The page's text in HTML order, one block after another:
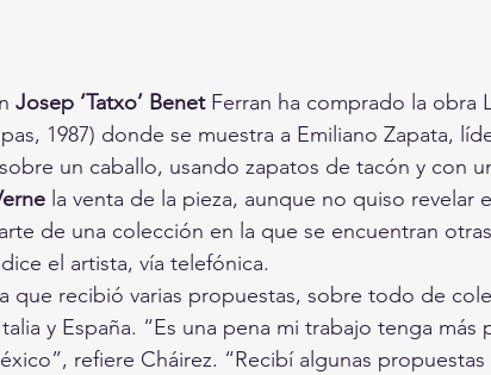
Josep ‘Tatxo’ Benet Ferran ha comprado la obra
1987) donde se muestra a Emiliano Zapata,
un caballo, usando zapatos de tacón y con
la venta de la pieza, aunque no quiso revelar
de una colección en la que se encuentran
el artista, vía telefónica.
que recibió varias propuestas, sobre todo de
y España. “Es una pena mi trabajo tenga más
refiere Cháirez. “Recibí algunas